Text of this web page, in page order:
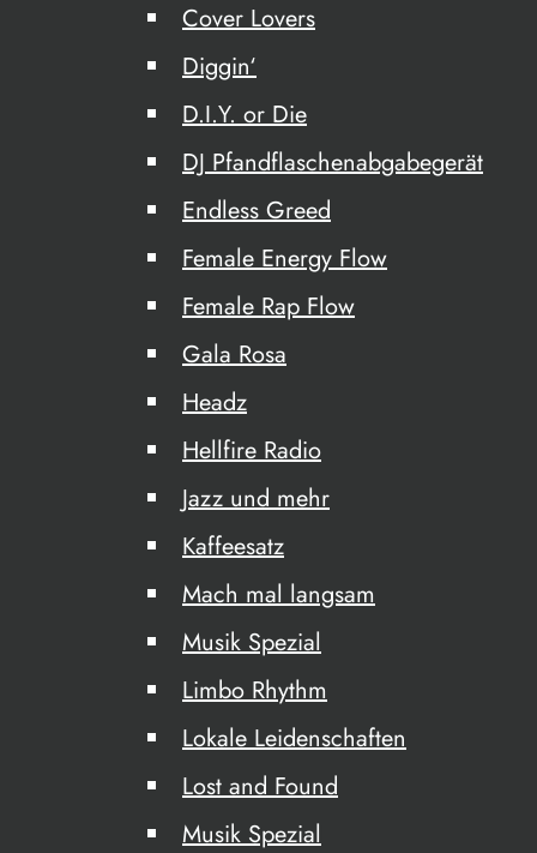
Cover Lovers
Diggin‘
D.I.Y. or Die
DJ Pfandflaschenabgabegerät
Endless Greed
Female Energy Flow
Female Rap Flow
Gala Rosa
Headz
Hellfire Radio
Jazz und mehr
Kaffeesatz
Mach mal langsam
Musik Spezial
Limbo Rhythm
Lokale Leidenschaften
Lost and Found
Musik Spezial